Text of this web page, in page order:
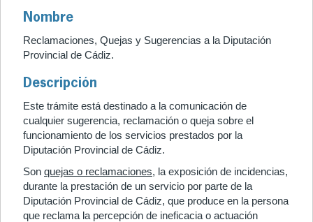
Nombre
Reclamaciones, Quejas y Sugerencias a la Diputación
Provincial de Cádiz.
Descripción
Este trámite está destinado a la comunicación de
cualquier sugerencia, reclamación o queja sobre el
funcionamiento de los servicios prestados por la
Diputación Provincial de Cádiz.
Son quejas o reclamaciones, la exposición de incidencias,
durante la prestación de un servicio por parte de la
Diputación Provincial de Cádiz, que produce en la persona
que reclama la percepción de ineficacia o actuación